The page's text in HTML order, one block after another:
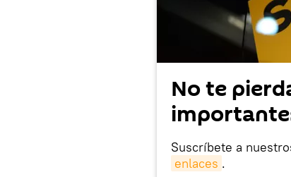
No te
Suscríbete a
enlaces .